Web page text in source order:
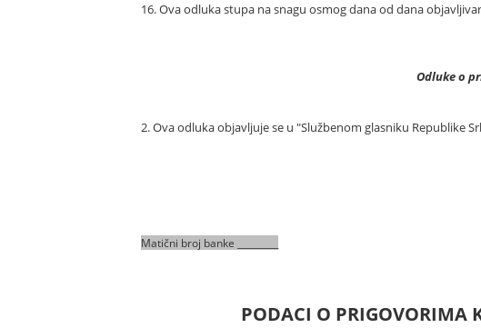
16. Ova odluka stupa na snagu osmog dana od dana
Odluke o
2. Ova odluka objavljuje se u "Službenom glasniku Republike
Matični broj banke _________
PODACI O PRIGOVORIMA